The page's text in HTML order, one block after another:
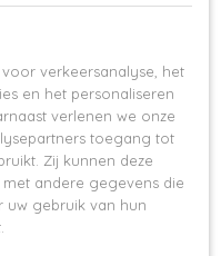
verkeersanalyse, het
en het personaliseren
verlenen we onze
toegang tot
Zij kunnen deze
andere gegevens die
uw gebruik van hun